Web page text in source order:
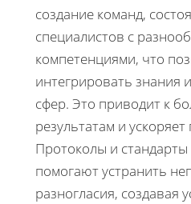
создание команд,
специалистов с
компетенциями, что
интегрировать знания
сфер. Это приводит к
результатам и
Протоколы и
помогают устранить
разногласия, создавая